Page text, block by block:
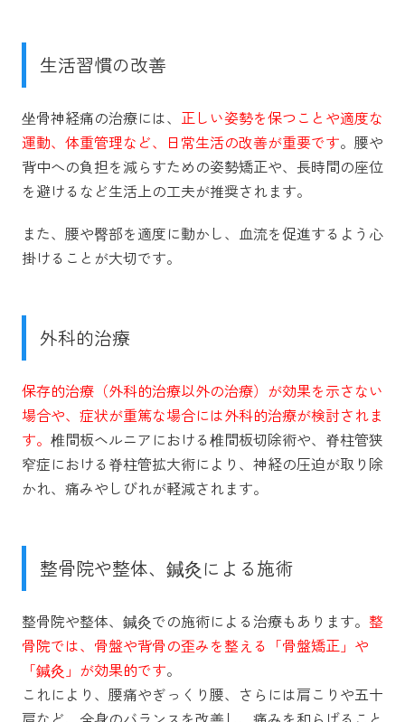
生活習慣の改善
坐骨神経痛の治療には、 正しい姿勢を保つことや適度な
運動、体重管理など、日常生活の改善が重要です。腰や
背中への負担を減らすための姿勢矯正や、長時間の座位
を避けるなど生活上の工夫が推奨されます。
また、腰や臀部を適度に動かし、血流を促進するよう心
掛けることが大切です。
外科的治療
保存的治療（外科的治療以外の治療）が効果を示さない
場合や、症状が重篤な場合には外科的治療が検討されま
す。 椎間板ヘルニアにおける椎間板切除術や、脊柱管狭
窄症における脊柱管拡大術により、神経の圧迫が取り除
かれ、痛みやしびれが軽減されます。
整骨院や整体、鍼灸による施術
整骨院や整体、鍼灸での施術による治療もあります。 整
骨院では、骨盤や背骨の歪みを整える「骨盤矯正」や
「鍼灸」が効果的です。
これにより、腰痛やぎっくり腰、さらには肩こりや五十